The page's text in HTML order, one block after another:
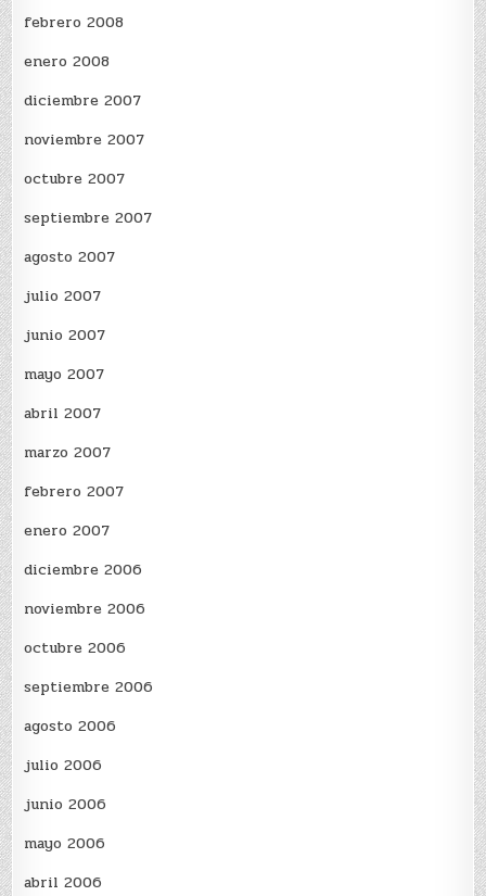
febrero 2008
enero 2008
diciembre 2007
noviembre 2007
octubre 2007
septiembre 2007
agosto 2007
julio 2007
junio 2007
mayo 2007
abril 2007
marzo 2007
febrero 2007
enero 2007
diciembre 2006
noviembre 2006
octubre 2006
septiembre 2006
agosto 2006
julio 2006
junio 2006
mayo 2006
abril 2006